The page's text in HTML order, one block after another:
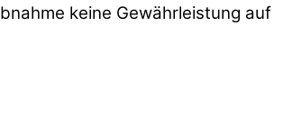
keine Gewährleistung auf